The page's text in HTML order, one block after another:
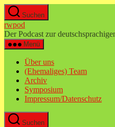
Zum
Inhalt
springen
Suchen
rwpod
Der Podcast zur
Menü
Über uns
(Ehemaliges) Team
Archiv
Symposium
Impressum/Datenschutz
Suchen